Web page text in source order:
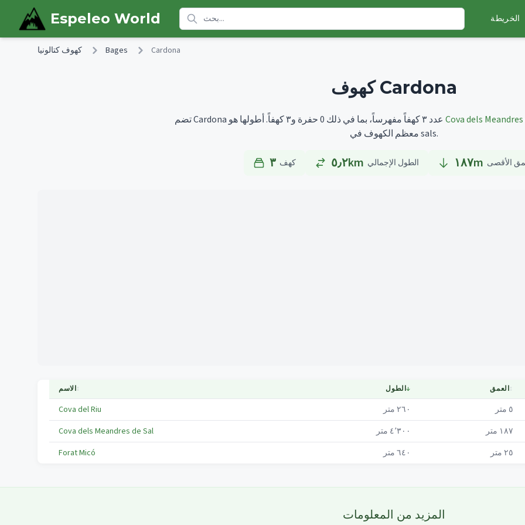
Skip to main content
Espeleo World الخريطة
كهوف كتالونيا Bages Cardona
كهوف Cardona
تضم Cardona عدد ٣ كهفاً مفهرساً، بما في ذلك 0 حفرة و٣ كهفاً. Cova dels Meandres
معظم الكهوف في sals.
٣ كهف ٥٫٢km الطول الإجمالي ١٨٧m الأقصى
الاسم↕ الطول↓ العمق↕
Cova del Riu ٢٦٠ متر ٥ متر
Cova dels Meandres de Sal
٤٬٣٠٠ متر ١٨٧ متر
Forat Micó
٦٤٠ متر ٢٥ متر
المزيد من المعلومات